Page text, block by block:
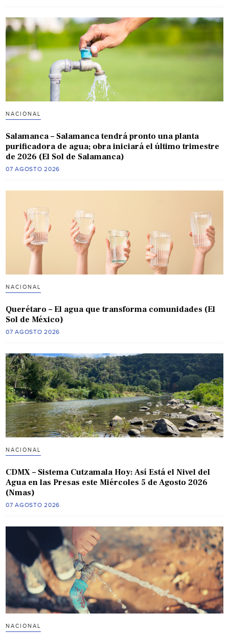
NACIONAL
Salamanca – Salamanca tendrá pronto una planta
purificadora de agua; obra iniciará el último trimestre
de 2026 (El Sol de Salamanca)
07 AGOSTO 2026
NACIONAL
Querétaro – El agua que transforma comunidades (El
Sol de México)
07 AGOSTO 2026
NACIONAL
CDMX – Sistema Cutzamala Hoy: Así Está el Nivel del
Agua en las Presas este Miércoles 5 de Agosto 2026
(Nmas)
07 AGOSTO 2026
NACIONAL